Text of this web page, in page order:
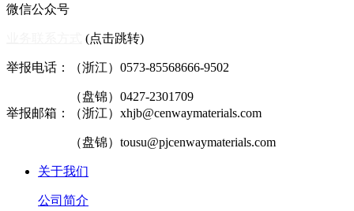
微信公众号
(点击跳转)
举报电话：（浙江）0573-85568666-9502
（盘锦）0427-2301709
举报邮箱：（浙江）xhjb@cenwaymaterials.com
（盘锦）tousu@pjcenwaymaterials.com
关于我们
公司简介